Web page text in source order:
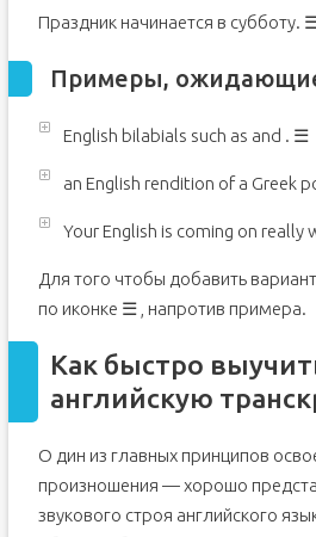
Праздник начинается в субботу.
Примеры,
English bilabials such as and . ☰
an English rendition of a Greek
Your English is coming on really
Для того чтобы добавить
по иконке ☰ , напротив примера.
Как быстро
английскую
О дин из главных принципов
произношения — хорошо
звукового строя английского